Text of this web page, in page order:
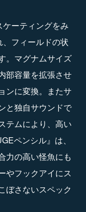
ケーティングをみ
、フィールドの状
。マグナムサイズ
部容量を拡張させ
ンに変換。またサ
と独自サウンドで
テムにより、高い
ペンシル』は、
力の高い怪魚にも
やフックアイにス
ぼさないスペック